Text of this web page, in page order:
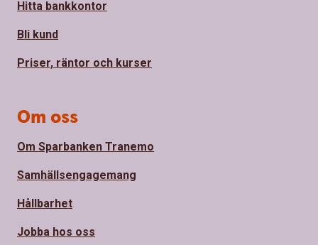
Hitta bankkontor
Bli kund
Priser, räntor och kurser
Om oss
Om Sparbanken Tranemo
Samhällsengagemang
Hållbarhet
Jobba hos oss